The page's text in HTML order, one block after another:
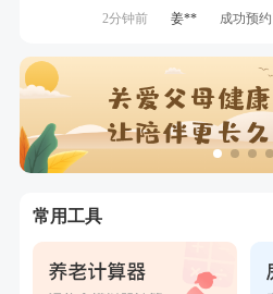
2分钟前
姜**
成功预
陆**
购买了固
4分钟前
潘*
购买了美的
6分钟前
赵**
成功预
成功预约
7分钟前
刚刚
成功预约
常用工具